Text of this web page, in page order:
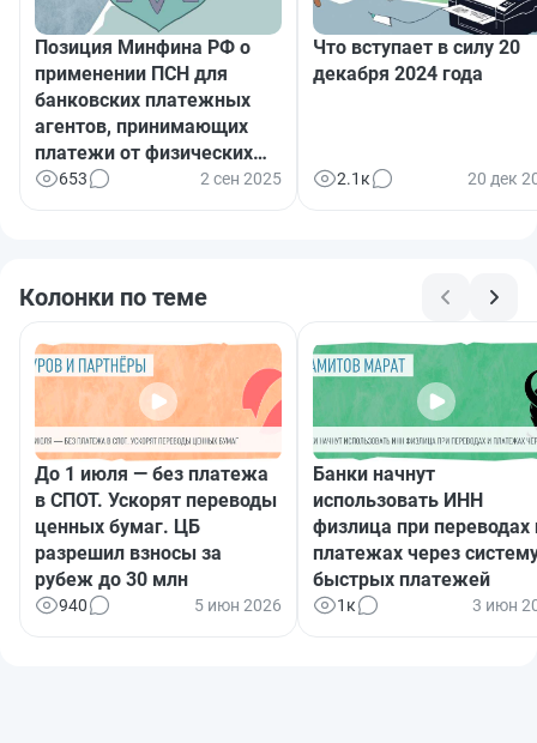
Позиция Минфина РФ о
применении ПСН для
банковских платежных
агентов, принимающих
платежи от физических
лиц в деревнях
653 2 сен 2025
Что вступает в силу 20
декабря 2024 года
2.1к 20 дек
Колонки по теме
До 1 июля — без платежа
в СПОТ. Ускорят переводы
ценных бумаг. ЦБ
разрешил взносы за
рубеж до 30 млн
940 5 июн 2026
Банки начнут
использовать ИНН
физлица при переводах
платежах через
быстрых платежей
1к 3 июн